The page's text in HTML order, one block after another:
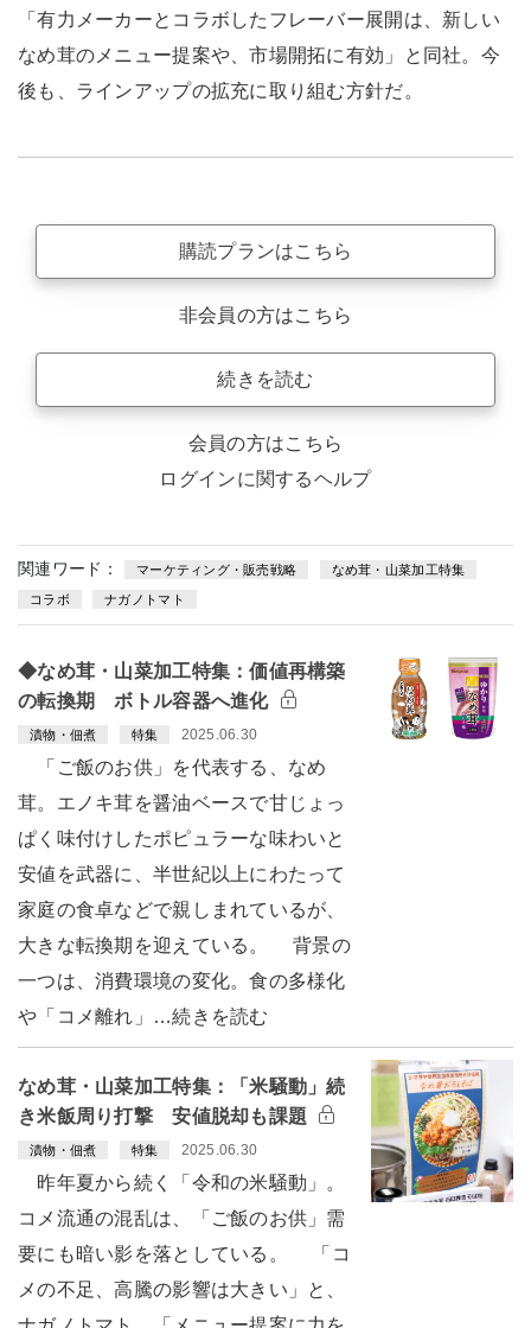
「有力メーカーとコラボしたフレーバー展開は、新しい
なめ茸のメニュー提案や、市場開拓に有効」と同社。今
後も、ラインアップの拡充に取り組む方針だ。
購読プランはこちら
非会員の方はこちら
続きを読む
会員の方はこちら
ログインに関するヘルプ
関連ワード： マーケティング・販売戦略 なめ茸・山菜加工特集
コラボ ナガノトマト
◆なめ茸・山菜加工特集：価値再構築
の転換期 ボトル容器へ進化
漬物・佃煮 特集 2025.06.30
「ご飯のお供」を代表する、なめ
茸。エノキ茸を醤油ベースで甘じょっ
ぱく味付けしたポピュラーな味わいと
安値を武器に、半世紀以上にわたって
家庭の食卓などで親しまれているが、
大きな転換期を迎えている。 背景の
一つは、消費環境の変化。食の多様化
や「コメ離れ」…続きを読む
なめ茸・山菜加工特集：「米騒動」続
き米飯周り打撃 安値脱却も課題
漬物・佃煮 特集 2025.06.30
昨年夏から続く「令和の米騒動」。
コメ流通の混乱は、「ご飯のお供」需
要にも暗い影を落としている。 「コ
メの不足、高騰の影響は大きい」と、